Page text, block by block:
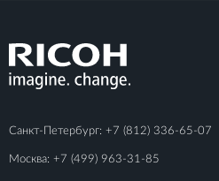
Санкт-Петербург: +7 (812) 336-65-07
Москва: +7 (499) 963-31-85